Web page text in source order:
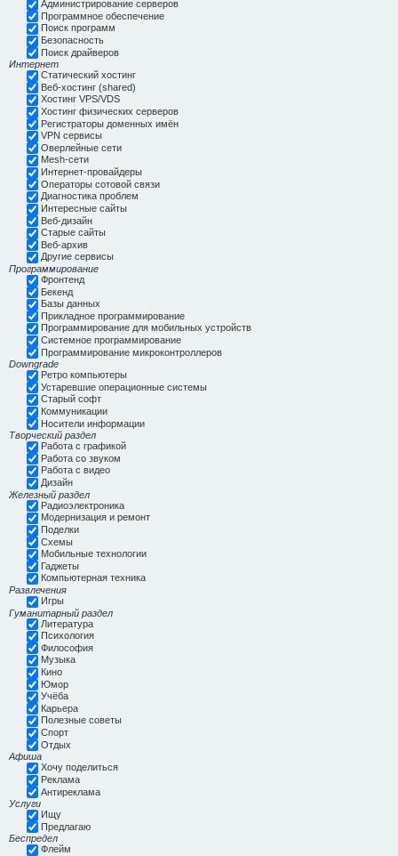
Администрирование серверов
Программное обеспечение
Поиск программ
Безопасность
Поиск драйверов
Интернет
Статический хостинг
Веб-хостинг (shared)
Хостинг VPS/VDS
Хостинг физических серверов
Регистраторы доменных имён
VPN сервисы
Оверлейные сети
Mesh-сети
Интернет-провайдеры
Операторы сотовой связи
Диагностика проблем
Интересные сайты
Веб-дизайн
Старые сайты
Веб-архив
Другие сервисы
Программирование
Фронтенд
Бекенд
Базы данных
Прикладное программирование
Программирование для мобильных устройств
Системное программирование
Программирование микроконтроллеров
Downgrade
Ретро компьютеры
Устаревшие операционные системы
Старый софт
Коммуникации
Носители информации
Творческий раздел
Работа с графикой
Работа со звуком
Работа с видео
Дизайн
Железный раздел
Радиоэлектроника
Модернизация и ремонт
Поделки
Схемы
Мобильные технологии
Гаджеты
Компьютерная техника
Развлечения
Игры
Гуманитарный раздел
Литература
Психология
Философия
Музыка
Кино
Юмор
Учёба
Карьера
Полезные советы
Спорт
Отдых
Афиша
Хочу поделиться
Реклама
Антиреклама
Услуги
Ищу
Предлагаю
Беспредел
Флейм